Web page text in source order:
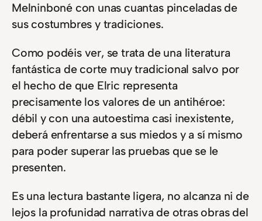
Melninboné con unas cuantas pinceladas de
sus costumbres y tradiciones.
Como podéis ver, se trata de una literatura
fantástica de corte muy tradicional salvo por
el hecho de que Elric representa
precisamente los valores de un antihéroe:
débil y con una autoestima casi inexistente,
deberá enfrentarse a sus miedos y a sí mismo
para poder superar las pruebas que se le
presenten.
Es una lectura bastante ligera, no alcanza ni de
lejos la profunidad narrativa de otras obras del